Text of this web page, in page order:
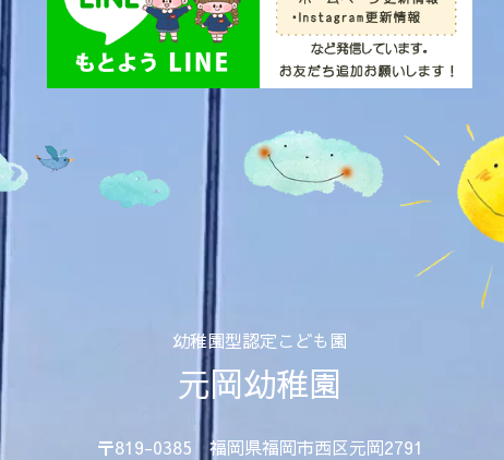
幼稚園型認定こども園
元岡幼稚園
〒819-0385 福岡県福岡市西区元岡2791